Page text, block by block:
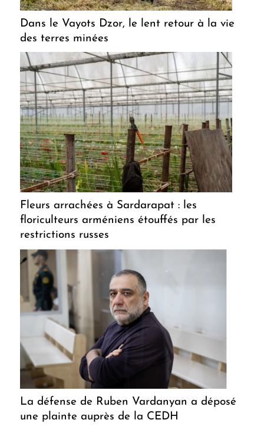
Dans le Vayots Dzor, le lent retour à la vie
des terres minées
Fleurs arrachées à Sardarapat : les
floriculteurs arméniens étouffés par les
restrictions russes
La défense de Ruben Vardanyan a déposé
une plainte auprès de la CEDH